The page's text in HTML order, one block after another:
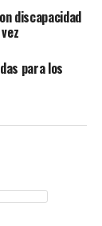
discapacidad
para los